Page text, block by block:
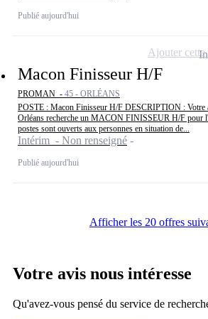
Publié aujourd'hui
Macon Finisseur H/F
PROMAN - 45 - ORLÉANS
POSTE : Macon Finisseur H/F DESCRIPTION :
Orléans recherche un MACON FINISSEUR H/F pour
postes sont ouverts aux personnes en situation de...
Intérim - Non renseigné
Publié aujourd'hui
Ajouter
Afficher les 20 offres
Votre avis nous intéresse
Qu'avez-vous pensé du service de